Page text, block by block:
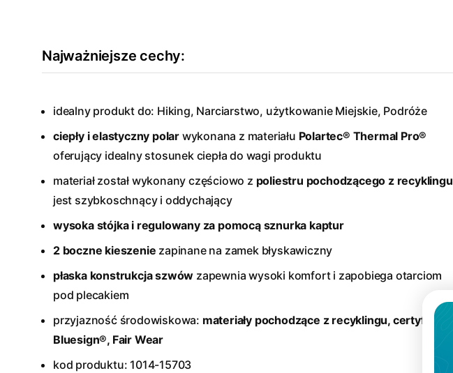
Najważniejsze cechy:
idealny produkt do: Hiking, Narciarstwo, użytkowanie Miejskie, Podróże
ciepły i elastyczny polar wykonana z materiału Polartec® Thermal Pro®
oferujący idealny stosunek ciepła do wagi produktu
materiał został wykonany częściowo z poliestru pochodzącego z recyklingu
jest szybkoschnący i oddychający
wysoka stójka i regulowany za pomocą sznurka kaptur
2 boczne kieszenie zapinane na zamek błyskawiczny
płaska konstrukcja szwów zapewnia wysoki komfort i zapobiega otarciom
pod plecakiem
przyjazność środowiskowa: materiały pochodzące z recyklingu, certyfikat
Bluesign®, Fair Wear
kod produktu: 1014-15703